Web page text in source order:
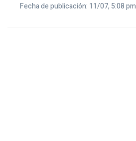
Fecha de publicación: 11/07, 5:08 pm